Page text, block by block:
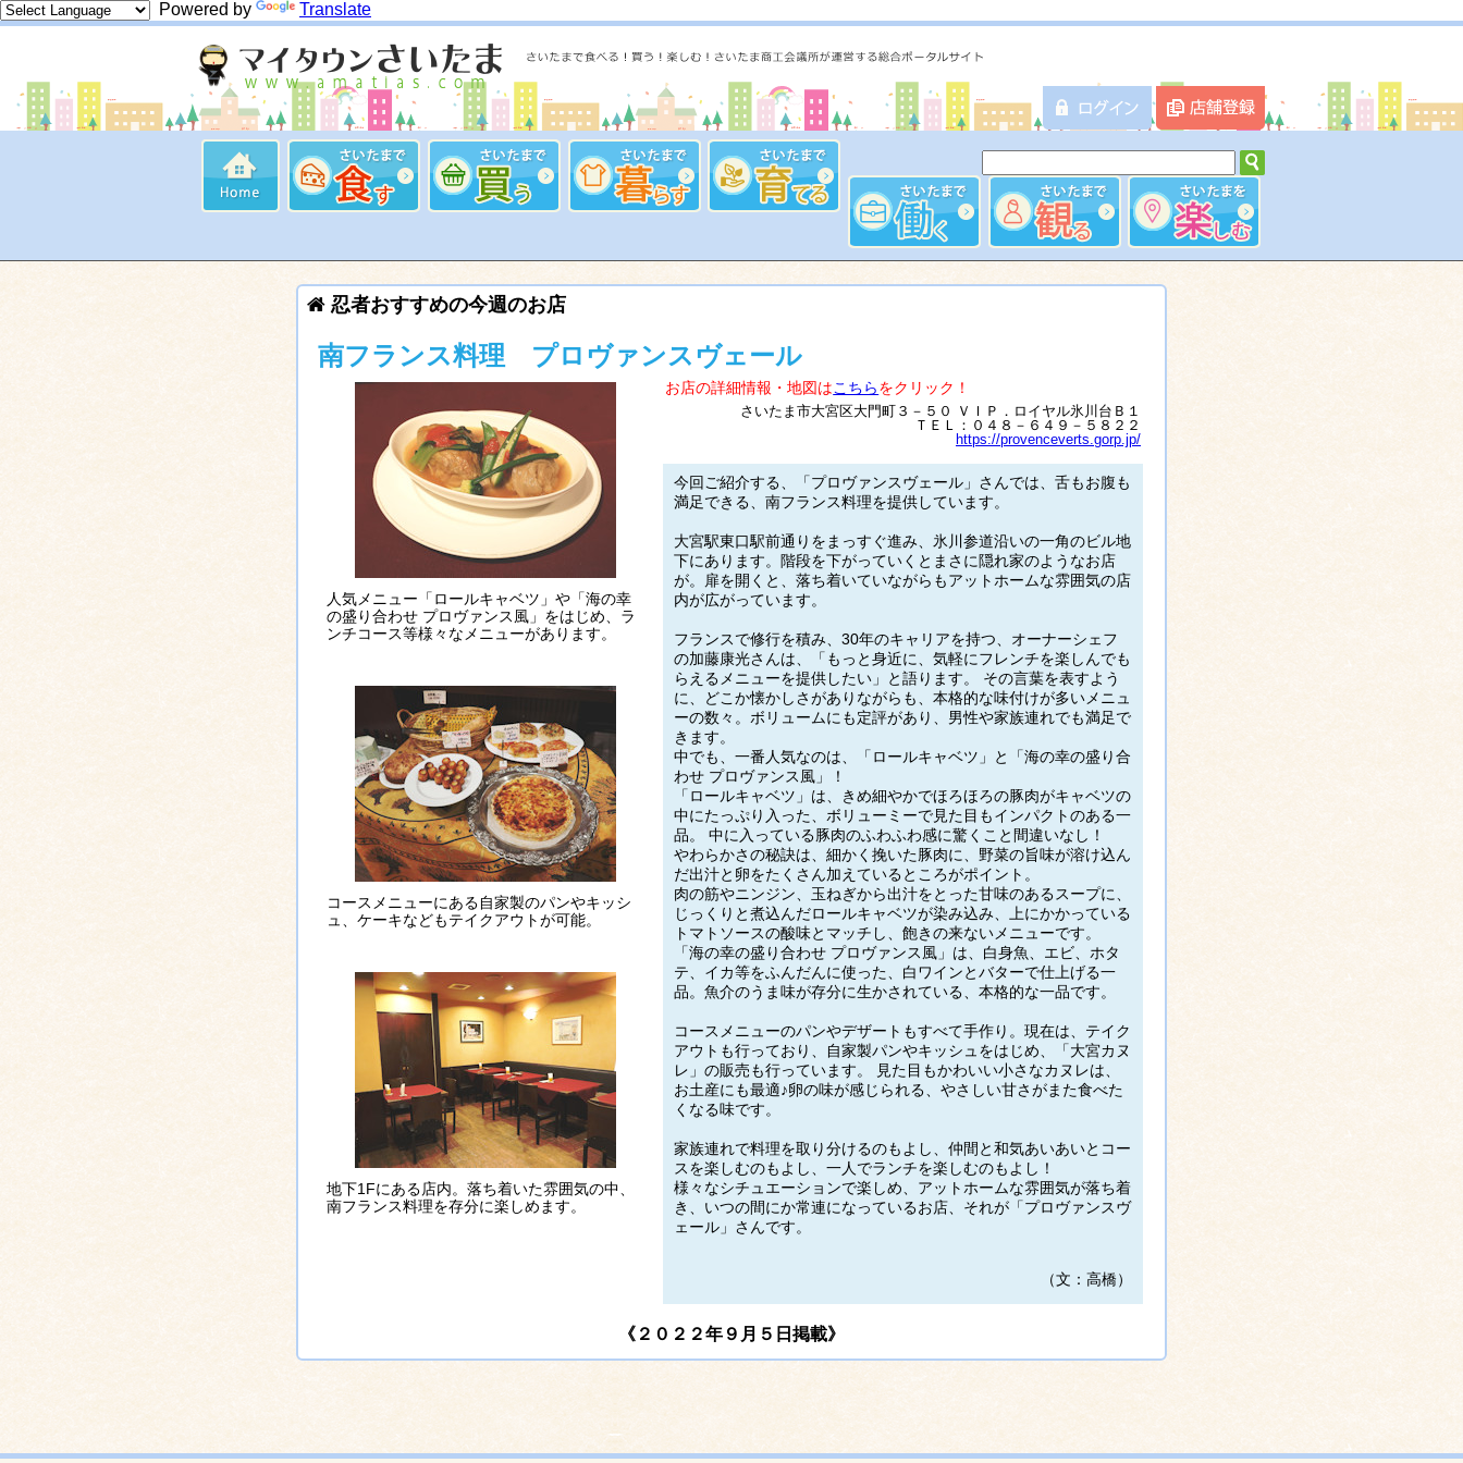
Powered by Translate
忍者おすすめの今週のお店
南フランス料理 プロヴァンスヴェール
人気メニュー「ロールキャベツ」や「海の幸
の盛り合わせ プロヴァンス風」をはじめ、ラ
ンチコース等様々なメニューがあります。
コースメニューにある自家製のパンやキッシ
ュ、ケーキなどもテイクアウトが可能。
地下1Fにある店内。落ち着いた雰囲気の中、
南フランス料理を存分に楽しめます。
お店の詳細情報・地図はこちらをクリック！
さいたま市大宮区大門町３－５０ ＶＩＰ．ロイヤル氷川台Ｂ１
ＴＥＬ：０４８－６４９－５８２２
https://provenceverts.gorp.jp/
今回ご紹介する、「プロヴァンスヴェール」さんでは、舌もお腹も
満足できる、南フランス料理を提供しています。
大宮駅東口駅前通りをまっすぐ進み、氷川参道沿いの一角のビル地
下にあります。階段を下がっていくとまさに隠れ家のようなお店
が。扉を開くと、落ち着いていながらもアットホームな雰囲気の店
内が広がっています。
フランスで修行を積み、30年のキャリアを持つ、オーナーシェフ
の加藤康光さんは、「もっと身近に、気軽にフレンチを楽しんでも
らえるメニューを提供したい」と語ります。 その言葉を表すよう
に、どこか懐かしさがありながらも、本格的な味付けが多いメニュ
ーの数々。ボリュームにも定評があり、男性や家族連れでも満足で
きます。
中でも、一番人気なのは、「ロールキャベツ」と「海の幸の盛り合
わせ プロヴァンス風」！
「ロールキャベツ」は、きめ細やかでほろほろの豚肉がキャベツの
中にたっぷり入った、ボリューミーで見た目もインパクトのある一
品。 中に入っている豚肉のふわふわ感に驚くこと間違いなし！
やわらかさの秘訣は、細かく挽いた豚肉に、野菜の旨味が溶け込ん
だ出汁と卵をたくさん加えているところがポイント。
肉の筋やニンジン、玉ねぎから出汁をとった甘味のあるスープに、
じっくりと煮込んだロールキャベツが染み込み、上にかかっている
トマトソースの酸味とマッチし、飽きの来ないメニューです。
「海の幸の盛り合わせ プロヴァンス風」は、白身魚、エビ、ホタ
テ、イカ等をふんだんに使った、白ワインとバターで仕上げる一
品。魚介のうま味が存分に生かされている、本格的な一品です。
コースメニューのパンやデザートもすべて手作り。現在は、テイク
アウトも行っており、自家製パンやキッシュをはじめ、「大宮カヌ
レ」の販売も行っています。 見た目もかわいい小さなカヌレは、
お土産にも最適♪卵の味が感じられる、やさしい甘さがまた食べた
くなる味です。
家族連れで料理を取り分けるのもよし、仲間と和気あいあいとコー
スを楽しむのもよし、一人でランチを楽しむのもよし！
様々なシチュエーションで楽しめ、アットホームな雰囲気が落ち着
き、いつの間にか常連になっているお店、それが「プロヴァンスヴ
ェール」さんです。
（文：高橋）
《２０２２年９月５日掲載》